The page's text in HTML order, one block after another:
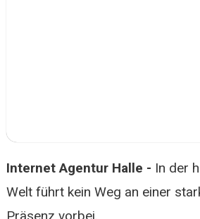
Internet Agentur Halle - In der
Welt führt kein Weg an einer